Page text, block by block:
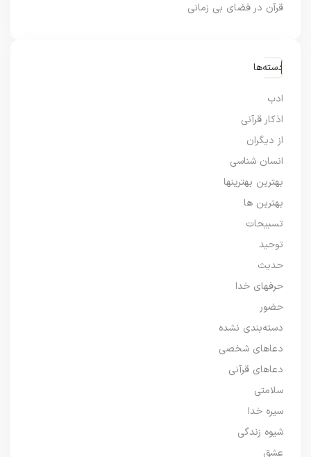
قرآن در فضای بی زمانی
دسته‌ها
ادب
اذکار قرآنی
از دیگران
انسان شناسی
بهترین بهترینها
بهترین ها
تسبیحات
توحید
حدیث
حرفهای خدا
حضور
دسته‌بندی نشده
دعاهای شخصی
دعاهای قرآنی
سلامتی
سیره خدا
شیوه زندگی
عشق